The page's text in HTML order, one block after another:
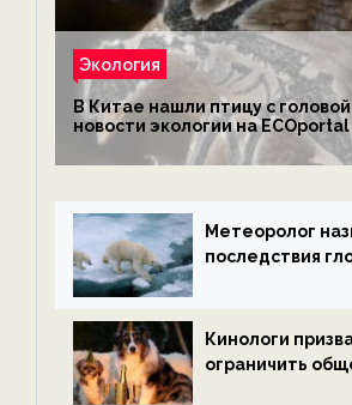
Экология
В Китае нашли птицу с
новости экологии на ECOportal
Метеоролог
последствия
ECOportal
Кинологи
ограничить